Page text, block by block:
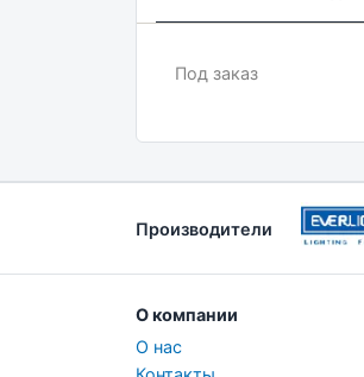
Под заказ
Производители
О компании
О нас